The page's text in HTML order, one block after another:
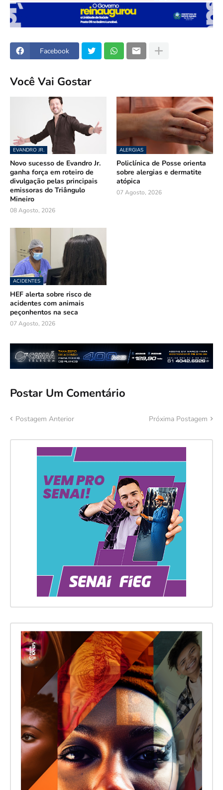
Facebook
Você Vai Gostar
EVANDRO JR.
Novo sucesso de Evandro Jr.
ganha força em roteiro de
divulgação pelas principais
emissoras do Triângulo
Mineiro
08 Agosto, 2026
ALERGIAS
Policlínica de Posse orienta
sobre alergias e dermatite
atópica
07 Agosto, 2026
ACIDENTES
HEF alerta sobre risco de
acidentes com animais
peçonhentos na seca
07 Agosto, 2026
Postar Um Comentário
Postagem Anterior Próxima Postagem